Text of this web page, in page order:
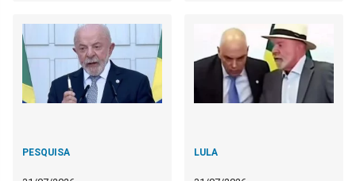
PESQUISA LULA